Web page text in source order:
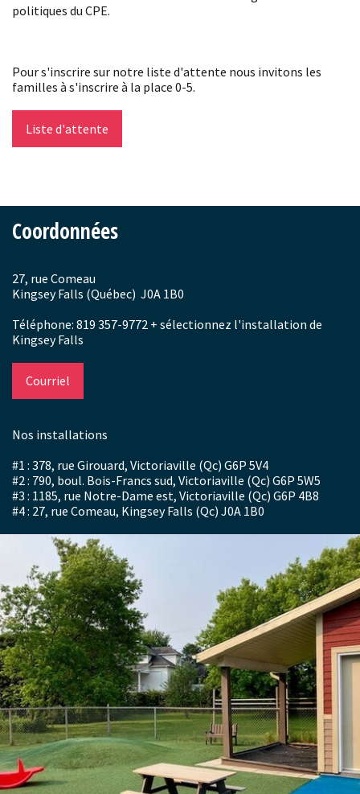
politiques du CPE.
Pour s'inscrire sur notre liste d'attente nous invitons les
familles à s'inscrire à la place 0-5.
Liste d'attente
Coordonnées
27, rue Comeau
Kingsey Falls (Québec) J0A 1B0
Téléphone: 819 357-9772 + sélectionnez l'installation de
Kingsey Falls
Courriel
Nos installations
#1 : 378, rue Girouard, Victoriaville (Qc) G6P 5V4
#2 : 790, boul. Bois-Francs sud, Victoriaville (Qc) G6P 5W5
#3 : 1185, rue Notre-Dame est, Victoriaville (Qc) G6P 4B8
#4 : 27, rue Comeau, Kingsey Falls (Qc) J0A 1B0